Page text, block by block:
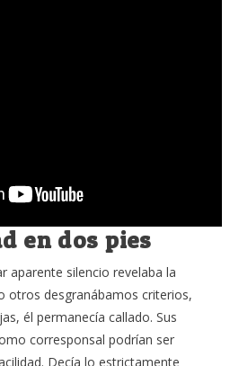
en dos pies
aparente silencio revelaba la
otros desgranábamos criterios,
él permanecía callado. Sus
corresponsal podrían ser
Decía lo estrictamente